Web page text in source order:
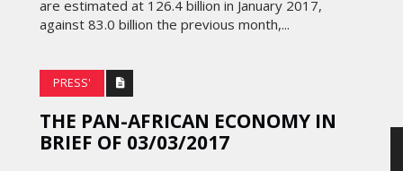
are estimated at 126.4 billion in January 2017,
against 83.0 billion the previous month,...
PRESS'
THE PAN-AFRICAN ECONOMY IN
BRIEF OF 03/03/2017